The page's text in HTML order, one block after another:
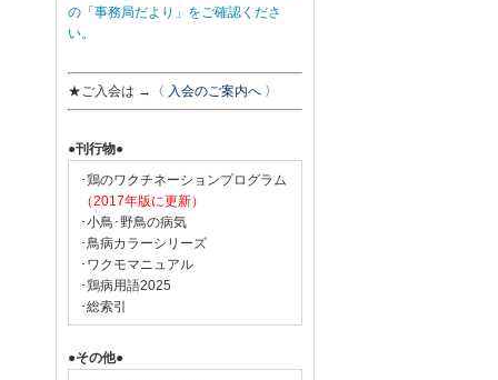
の「事務局だより」をご確認くださ
い。
★ご入会は → 〈 入会のご案内へ 〉
●刊行物●
･鶏のワクチネーションプログラム
（2017年版に更新）
･小鳥･野鳥の病気
･鳥病カラーシリーズ
･ワクモマニュアル
･鶏病用語2025
･総索引
●その他●